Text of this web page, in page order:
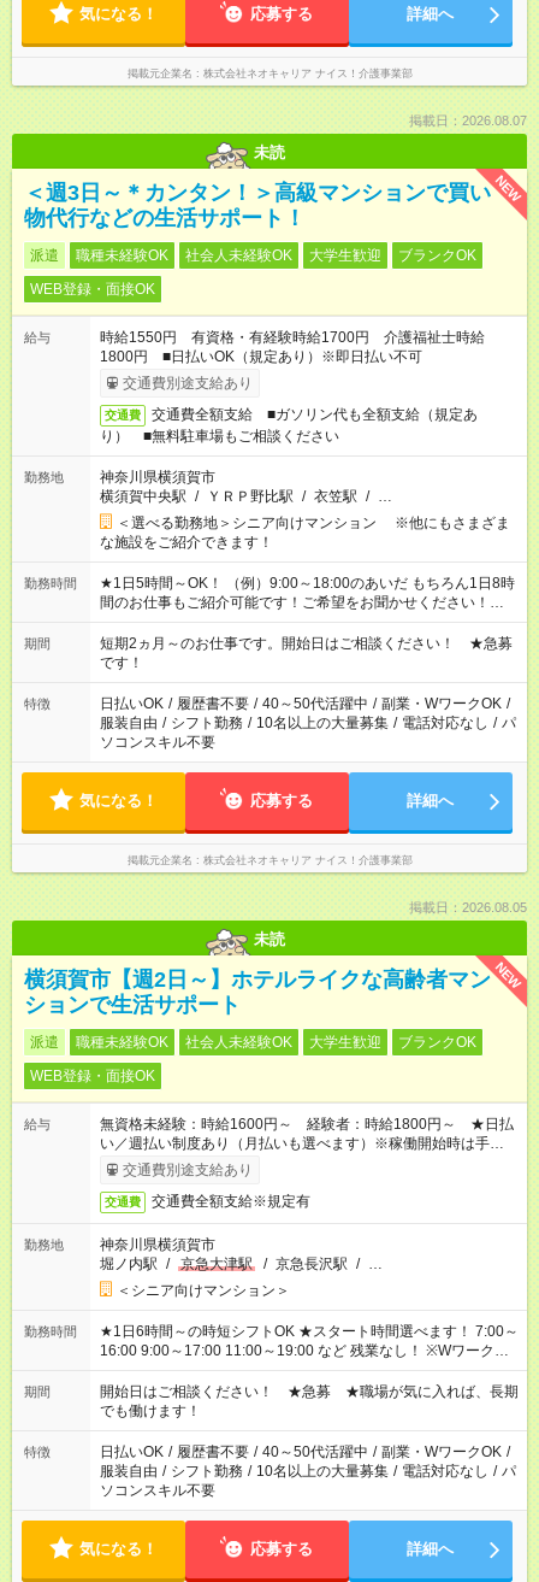
気になる！ 応募する 詳細へ
掲載元企業名 株式会社ネオキャリア ナイス！介護事業部
掲載日：2026.08.07
未読
NEW
＜週3日～＊カンタン！＞高級マンションで買い
物代行などの生活サポート！
派遣 職種未経験OK 社会人未経験OK 大学生歓迎
ブランクOK
WEB登録・面接OK
給与
時給1550円 有資格・有経験時給1700円 介護福祉士時給
1800円 ■日払いOK（規定あり）※即日払い不可
交通費別途支給あり
交通費
交通費全額支給 ■ガソリン代も全額支給（規定あ
り） ■無料駐車場もご相談ください
勤務地
神奈川県横須賀市
横須賀中央駅 / ＹＲＰ野比駅 / 衣笠駅 / …
＜選べる勤務地＞シニア向けマンション ※他にもさまざま
な施設をご紹介できます！
勤務時間
★1日5時間～OK！ （例）9:00～18:00のあいだ もちろん1日8時
間のお仕事もご紹介可能です！ご希望をお聞かせください！★家
庭の都合でお休みが必要な場合も遠慮なくご相談ください。 ※
週最低15時間以上の勤務が必要です
期間
短期2ヵ月～のお仕事です。開始日はご相談ください！ ★急募
です！
特徴 日払いOK / 履歴書不要 / 40～50代活躍中 / 副業・WワークOK /
服装自由 / シフト勤務 / 10名以上の大量募集 / 電話対応なし / パ
ソコンスキル不要
気になる！ 応募する 詳細へ
掲載元企業名 株式会社ネオキャリア ナイス！介護事業部
掲載日：2026.08.05
未読
NEW
横須賀市【週2日～】ホテルライクな高齢者マン
ションで生活サポート
派遣 職種未経験OK 社会人未経験OK 大学生歓迎
ブランクOK
WEB登録・面接OK
給与
無資格未経験：時給1600円～ 経験者：時給1800円～ ★日払
い／週払い制度あり（月払いも選べます）※稼働開始時は手続き
完了次第のお支払いとなります。
交通費別途支給あり
交通費 交通費全額支給※規定有
勤務地
神奈川県横須賀市
堀ノ内駅 / 京急大津駅 / 京急長沢駅 / …
＜シニア向けマンション＞
勤務時間
★1日6時間～の時短シフトOK ★スタート時間選べます！ 7:00～
16:00 9:00～17:00 11:00～19:00 など 残業なし！ ※Wワークの
場合、他のお仕事と合わせ週40時間超の就業はご案内できませ
ん ※法令に基づき、週20時間以上勤務は社会保険への加入対象
となります ※労働者派遣法（日雇い派遣の原則禁止）により、
短時間・短期間の就業はご案内が難しい場合があります
期間
開始日はご相談ください！ ★急募 ★職場が気に入れば、長期
でも働けます！
特徴 日払いOK / 履歴書不要 / 40～50代活躍中 / 副業・WワークOK /
服装自由 / シフト勤務 / 10名以上の大量募集 / 電話対応なし / パ
ソコンスキル不要
気になる！ 応募する 詳細へ